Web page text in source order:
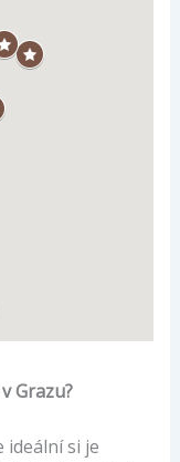
Grazu?
ideální si je